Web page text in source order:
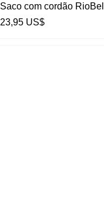
Saco com cordão
Preço
23,95 US$